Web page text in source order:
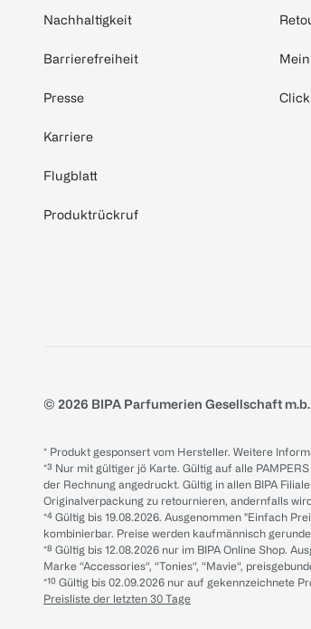
Nachhaltigkeit
Barrierefreiheit
Presse
Karriere
Flugblatt
Produktrückruf
© 2026 BIPA Parfumerien Gesellschaft
* Produkt gesponsert vom Hersteller. Weitere
*³ Nur mit gültiger jö Karte. Gültig auf alle
der Rechnung angedruckt. Gültig in allen BIPA
Originalverpackung zu retournieren, andernfalls
*⁴ Gültig bis 19.08.2026. Ausgenommen "Einfach
kombinierbar. Preise werden kaufmännisch
*⁸ Gültig bis 12.08.2026 nur im BIPA Online Shop.
Marke “Accessories“, “Tonies“, “Mavie“,
*¹⁰ Gültig bis 02.09.2026 nur auf gekennzeichnete
Preisliste der letzten 30 Tage